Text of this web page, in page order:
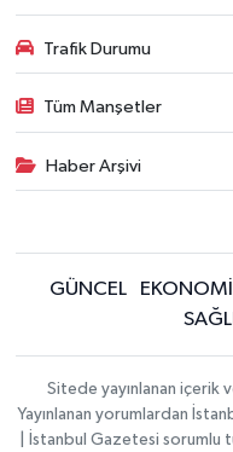
Trafik Durumu
Tüm Manşetler
Haber Arşivi
GÜNCEL EKONOMİ
Sitede yayınlanan içerik
Yayınlanan yorumlardan
| İstanbul Gazetesi sorumlu